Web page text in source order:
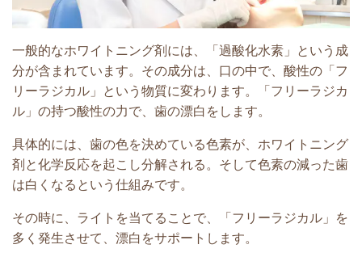
一般的なホワイトニング剤には、「過酸化水素」という成
分が含まれています。その成分は、口の中で、酸性の「フ
リーラジカル」という物質に変わります。「フリーラジカ
ル」の持つ酸性の力で、歯の漂白をします。
具体的には、歯の色を決めている色素が、ホワイトニング
剤と化学反応を起こし分解される。そして色素の減った歯
は白くなるという仕組みです。
その時に、ライトを当てることで、「フリーラジカル」を
多く発生させて、漂白をサポートします。